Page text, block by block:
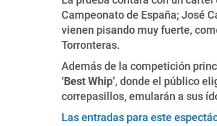
Campeonato de España; José
vienen pisando muy fuerte,
Torronteras.
Además de la competición
‘Best Whip’, donde el público
correpasillos, emularán a sus
Las entradas para este